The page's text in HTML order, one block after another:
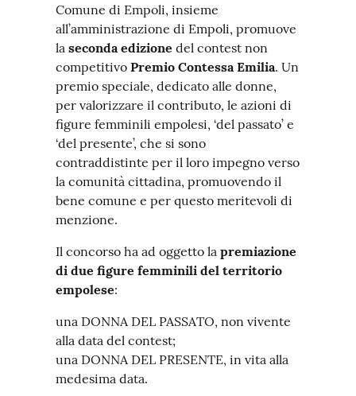
Comune di Empoli, insieme
all’amministrazione di Empoli, promuove
la seconda edizione del contest non
competitivo Premio Contessa Emilia. Un
premio speciale, dedicato alle donne,
per valorizzare il contributo, le azioni di
figure femminili empolesi, ‘del passato’ e
‘del presente’, che si sono
contraddistinte per il loro impegno verso
la comunità cittadina, promuovendo il
bene comune e per questo meritevoli di
menzione.
Il concorso ha ad oggetto la premiazione
di due figure femminili del territorio
empolese:
una DONNA DEL PASSATO, non vivente
alla data del contest;
una DONNA DEL PRESENTE, in vita alla
medesima data.